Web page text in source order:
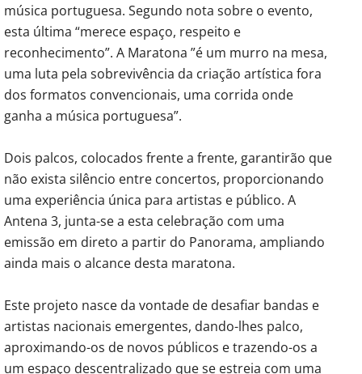
música portuguesa. Segundo nota sobre o evento,
esta última “merece espaço, respeito e
reconhecimento”. A Maratona ”é um murro na mesa,
uma luta pela sobrevivência da criação artística fora
dos formatos convencionais, uma corrida onde
ganha a música portuguesa”.
Dois palcos, colocados frente a frente, garantirão que
não exista silêncio entre concertos, proporcionando
uma experiência única para artistas e público. A
Antena 3, junta-se a esta celebração com uma
emissão em direto a partir do Panorama, ampliando
ainda mais o alcance desta maratona.
Este projeto nasce da vontade de desafiar bandas e
artistas nacionais emergentes, dando-lhes palco,
aproximando-os de novos públicos e trazendo-os a
um espaço descentralizado que se estreia com uma